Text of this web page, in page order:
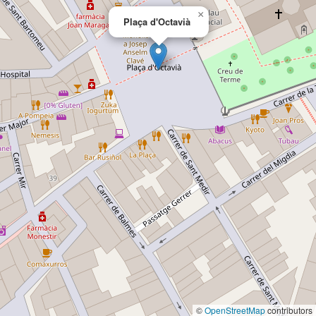
Plaça d'Octavià
×
©OpenStreetMapcontributors